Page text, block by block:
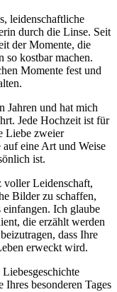
leidenschaftliche
durch die Linse. Seit
der Momente, die
so kostbar machen.
Momente fest und
Jahren und hat mich
Jede Hochzeit ist für
Liebe zweier
eine Art und Weise
ist.
Leidenschaft,
Bilder zu schaffen,
Ich glaube
die erzählt werden
dass Ihre
erweckt wird.
besonderen Tages